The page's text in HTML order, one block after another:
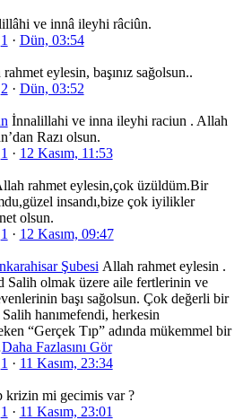
ve innâ ileyhi râciûn.
1 · Dün, 03:54
eylesin, başınız sağolsun..
2 · Dün, 03:52
İnnalillahi ve inna ileyhi raciun . Allah
Razı olsun.
1 · 12 Kasım, 11:53
rahmet eylesin,çok üzüldüm.Bir
insandı,bize çok iyilikler
olsun.
1 · 12 Kasım, 09:47
Şubesi Allah rahmet eylesin .
Salih olmak üzere aile fertlerinin ve
başı sağolsun. Çok değerli bir
hanımefendi, herkesin
“Gerçek Tıp” adında mükemmel bir
Daha Fazlasını Gör
1 · 11 Kasım, 23:34
mi gecimis var ?
1 · 11 Kasım, 23:01